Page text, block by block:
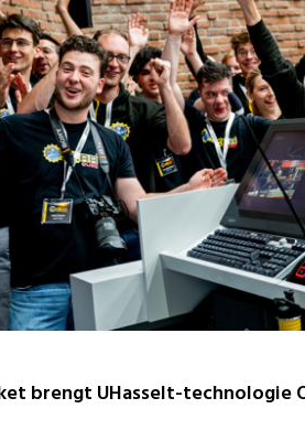
brengt UHasselt-technologie